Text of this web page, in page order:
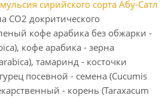
сирийского сорта Абу-Сатл
CO2 докритического
кофе арабика без обжарки -
кофе арабика - зерна
тамаринд - косточки
посевной - семена (Cucumis
- корень (Taraxacum